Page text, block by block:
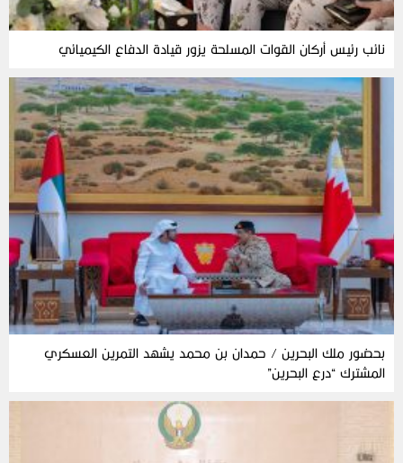
نائب رئيس أركان القوات المسلحة يزور قيادة الدفاع الكيميائي
بحضور ملك البحرين / حمدان بن محمد يشهد التمرين العسكري
المشترك “درع البحرين”